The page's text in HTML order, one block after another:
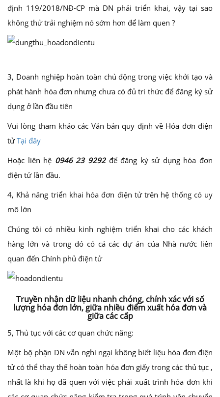
định 119/2018/NĐ-CP mà DN phải triển khai, vậy tại sao
không thử trải nghiệm nó sớm hơn để làm quen ?
3, Doanh nghiệp hoàn toàn chủ động trong việc khởi tạo và
phát hành hóa đơn nhưng chưa có đủ tri thức để đăng ký sử
dụng ở lần đầu tiên
Vui lòng tham khảo các Văn bản quy định về Hóa đơn điện
tửTại đây
Hoặc liên hệ 0946 23 9292để đăng ký sử dụng hóa đơn
điện tử lần đầu.
4, Khả năng triển khai hóa đơn điện tử trên hệ thống có uy
mô lớn
Chúng tôi có nhiều kinh nghiệm triển khai cho các khách
hàng lớn và trong đó có cả các dự án của Nhà nước liên
quan đến Chính phủ điện tử
Truyền nhận dữ liệu nhanh chóng, chính xác với số
lượng hóa đơn lớn, giữa nhiều điểm xuất hóa đơn và
giữa các cấp
5, Thủ tục với các cơ quan chức năng:
Một bộ phận DN vẫn nghi ngại không biết liệu hóa đơn điện
tử có thể thay thế hoàn toàn hóa đơn giấy trong các thủ tục ,
nhất là khi họ đã quen với việc phải xuất trình hóa đơn khi